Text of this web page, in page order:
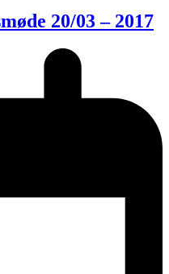
20/03 – 2017